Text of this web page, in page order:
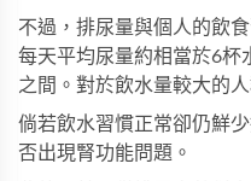
不過，排尿量與個人的飲
每天平均尿量約相當於6杯
之間。對於飲水量較大的
倘若飲水習慣正常卻仍鮮
否出現腎功能問題。